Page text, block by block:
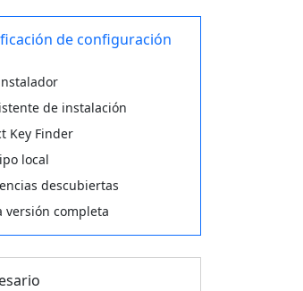
de configuración
de instalación
Key Finder
local
descubiertas
versión completa